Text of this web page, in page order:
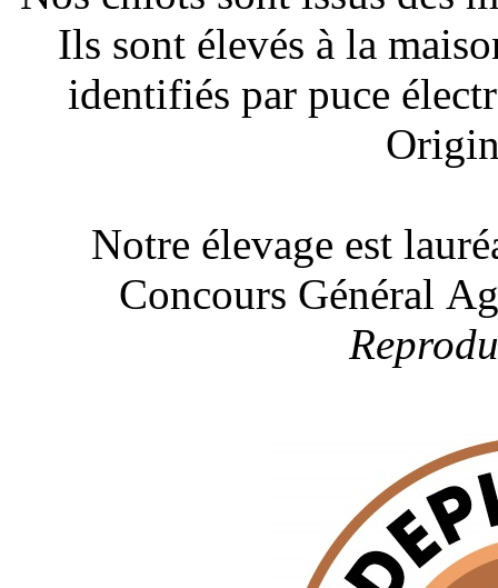
Ils sont élevés à la
identifiés par puce
Notre élevage est
Concours Général